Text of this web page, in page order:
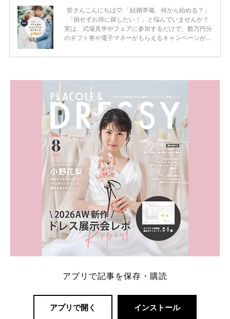
皆さんこんにちは♡ 「結婚準備、何から始める？」
「損せずお得に探したい！」と悩んでいませんか？
実は、式場見学やフェアに参加するだけで、数万円分
のギフト券や電子マネーがもらえるキャンペーンがあ
ため、比較せずに選ぶと損をしてしまうことも……。
内容：特典金額・条件・応募方法・注意点 「どこが
一番お得？」「プラコレの特典は？」といった疑問も
解決します。 まずは診断で候補を絞れる「ウェディ
ング診断」か、体験型 […]
続きを読む
アプリで記事を保存・購読
アプリで開く インストール